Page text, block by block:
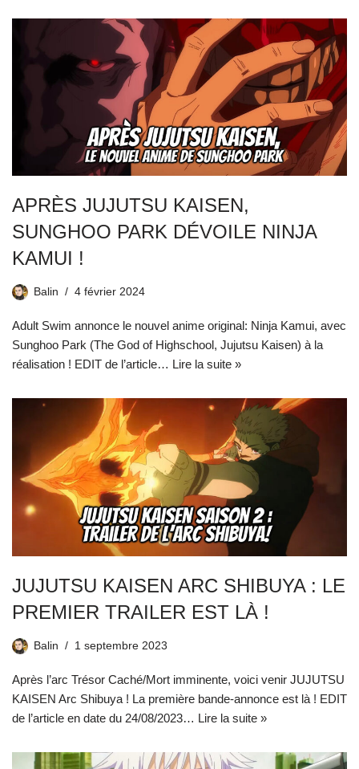
APRÈS JUJUTSU KAISEN,
SUNGHOO PARK DÉVOILE NINJA
KAMUI !
Balin 4 février 2024
Adult Swim annonce le nouvel anime original: Ninja Kamui, avec
Sunghoo Park (The God of Highschool, Jujutsu Kaisen) à la
réalisation ! EDIT de l’article… Lire la suite »
JUJUTSU KAISEN ARC SHIBUYA : LE
PREMIER TRAILER EST LÀ !
Balin 1 septembre 2023
Après l’arc Trésor Caché/Mort imminente, voici venir JUJUTSU
KAISEN Arc Shibuya ! La première bande-annonce est là ! EDIT
de l’article en date du 24/08/2023… Lire la suite »